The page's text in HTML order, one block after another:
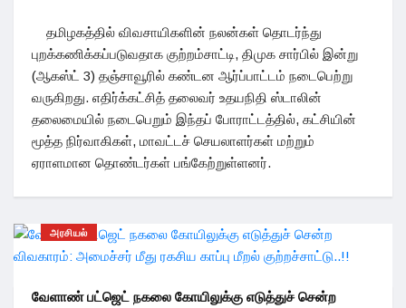
தமிழகத்தில் விவசாயிகளின் நலன்கள் தொடர்ந்து
புறக்கணிக்கப்படுவதாக குற்றம்சாட்டி, திமுக சார்பில் இன்று
(ஆகஸ்ட் 3) தஞ்சாவூரில் கண்டன ஆர்ப்பாட்டம் நடைபெற்று
வருகிறது. எதிர்க்கட்சித் தலைவர் உதயநிதி ஸ்டாலின்
தலைமையில் நடைபெறும் இந்தப் போராட்டத்தில், கட்சியின்
மூத்த நிர்வாகிகள், மாவட்டச் செயலாளர்கள் மற்றும்
ஏராளமான தொண்டர்கள் பங்கேற்றுள்ளனர்.
அரசியல்
வேளாண் பட்ஜெட் நகலை கோயிலுக்கு எடுத்துச் சென்ற